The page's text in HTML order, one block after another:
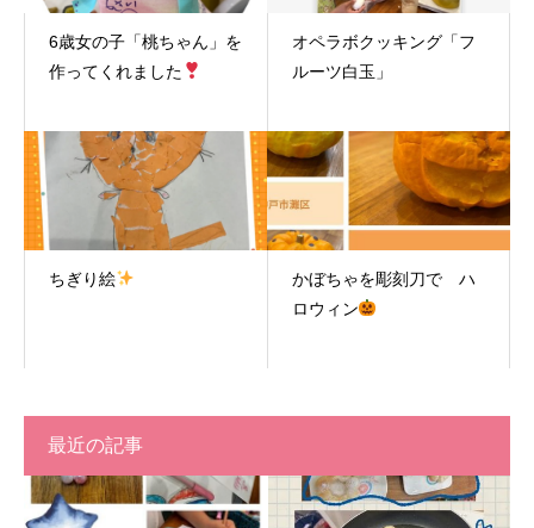
6歳女の子「桃ちゃん」を
作ってくれました
オペラボクッキング「フ
ルーツ白玉」
ちぎり絵
かぼちゃを彫刻刀で ハ
ロウィン
最近の記事